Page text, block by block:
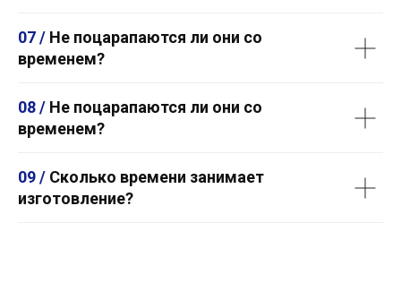
07 / Не поцарапаются ли они со
временем?
08 / Не поцарапаются ли они со
временем?
09 / Сколько времени занимает
изготовление?